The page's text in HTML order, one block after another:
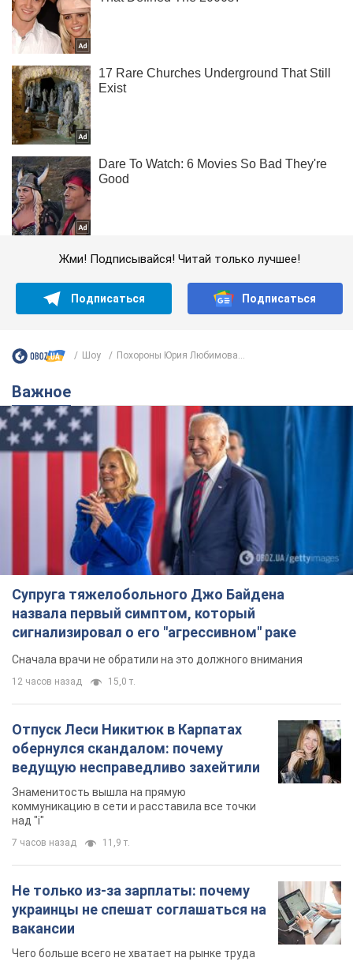
Жми! Подписывайся! Читай только лучшее!
Подписаться Подписаться
Шоу Похороны Юрия Любимова...
Важное
Супруга тяжелобольного Джо Байдена
назвала первый симптом, который
сигнализировал о его "агрессивном" раке
Сначала врачи не обратили на это должного внимания
12 часов назад 15,0 т.
Отпуск Леси Никитюк в Карпатах
обернулся скандалом: почему
ведущую несправедливо захейтили
Знаменитость вышла на прямую
коммуникацию в сети и расставила все точки
над "i"
7 часов назад 11,9 т.
Не только из-за зарплаты: почему
украинцы не спешат соглашаться на
вакансии
Чего больше всего не хватает на рынке труда